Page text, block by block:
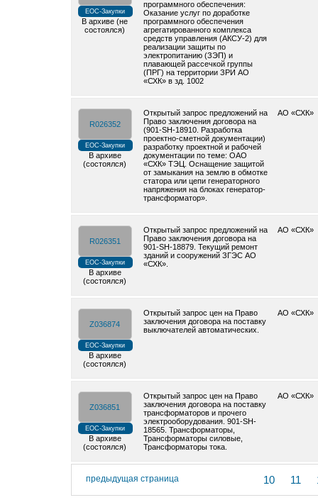
ЕОС-Закупки
В архиве (не
состоялся)
программного обеспечения:
Оказание услуг по доработке
программного обеспечения
агрегатированного комплекса
средств управления (АКСУ-2) для
реализации защиты по
электропитанию (ЗЭП) и
плавающей рассечкой группы
(ПРГ) на территории ЗРИ АО
«СХК» в зд. 1002
R026352
ЕОС-Закупки
В архиве
(состоялся)
Открытый запрос предложений на
Право заключения договора на
(901-SH-18910. Разработка
проектно-сметной документации)
разработку проектной и рабочей
документации по теме: ОАО
«СХК» ТЭЦ. Оснащение защитой
от замыкания на землю в обмотке
статора или цепи генераторного
напряжения на блоках генератор-
трансформатор».
АО «СХК»
R026351
ЕОС-Закупки
В архиве
(состоялся)
Открытый запрос предложений на
Право заключения договора на
901-SH-18879. Текущий ремонт
зданий и сооружений ЗГЭС АО
«СХК».
АО «СХК»
Z036874
ЕОС-Закупки
В архиве
(состоялся)
Открытый запрос цен на Право
заключения договора на поставку
выключателей автоматических.
АО «СХК»
Z036851
ЕОС-Закупки
В архиве
(состоялся)
Открытый запрос цен на Право
заключения договора на поставку
трансформаторов и прочего
электрооборудования. 901-SH-
18565. Трансформаторы,
Трансформаторы силовые,
Трансформаторы тока.
АО «СХК»
предыдущая страница 10 11